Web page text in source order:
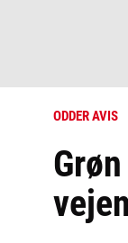
ODDER AVIS
vejen